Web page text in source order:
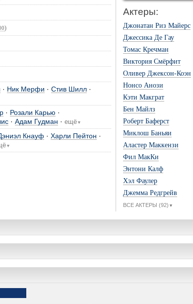
)
· Ник Мерфи · Стив Шилл ·
· Розали Карью ·
· Адам Гудман · ещё ▼
Кнауф · Харли Пейтон ·
▼
Актеры:
Джонатан Риз Майерс
Джессика Де Гау
Томас Кречман
Виктория Смёрфит
Оливер Джексон-Коэн
Нонсо Анози
Кэти Макграт
Бен Майлз
Роберт Баферст
Миклош Баньяи
Аластер Маккензи
Фил МакКи
Энтони Калф
Хэл Фаулер
Джемма Редгрейв
ВСЕ АКТЕРЫ (92) ▼